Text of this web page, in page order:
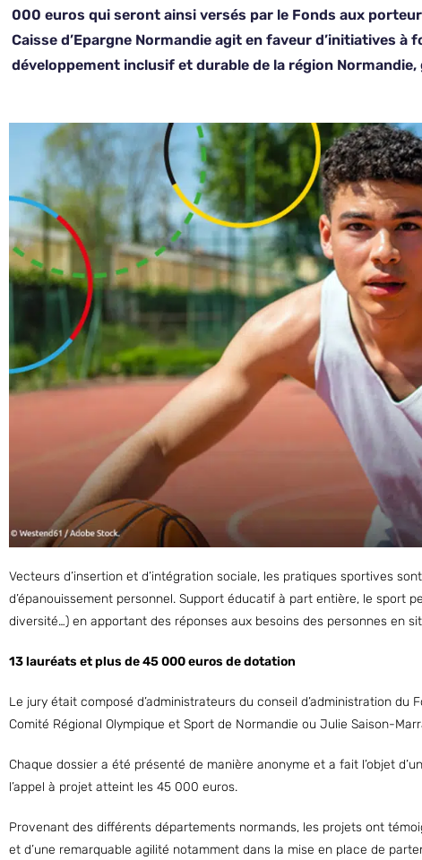
000 euros qui seront ainsi versés par le Fonds aux
Caisse d’Epargne Normandie agit en faveur d’initiatives à
développement inclusif et durable de la région Normandie,
Vecteurs d’insertion et d’intégration sociale, les pratiques sportives
d’épanouissement personnel. Support éducatif à part entière, le sport
diversité…) en apportant des réponses aux besoins des personnes en
13 lauréats et plus de 45 000 euros de dotation
Le jury était composé d’administrateurs du conseil d’administration
Comité Régional Olympique et Sport de Normandie ou Julie Saison-
Chaque dossier a été présenté de manière anonyme et a fait l’objet
l’appel à projet atteint les 45 000 euros.
Provenant des différents départements normands, les projets ont
et d’une remarquable agilité notamment dans la mise en place de